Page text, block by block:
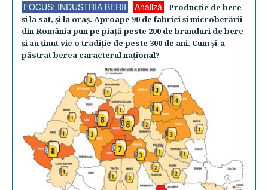
FOCUS: INDUSTRIA BERII Analiză
Producţie de bere
şi la sat, şi la oraş. Aproape 90 de fabrici şi microberării
din România pun pe piaţă peste 200 de branduri de bere
şi au ţinut vie o tradiţie de peste 300 de ani. Cum şi-a
păstrat berea caracterul naţional?